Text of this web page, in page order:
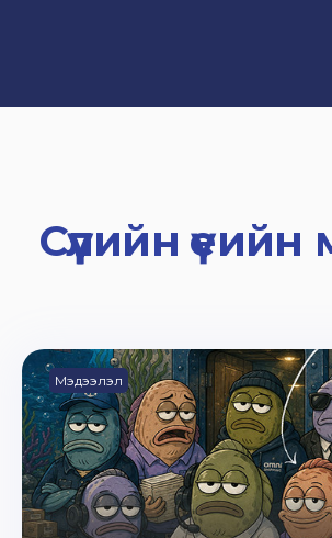
Сүүлийн
Мэдээлэл